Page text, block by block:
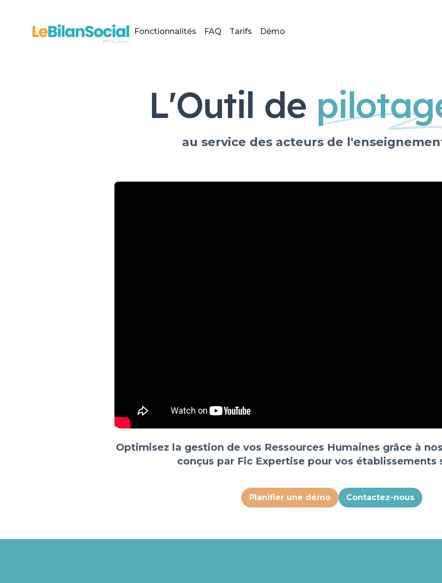
Fonctionnalités FAQ Tarifs Démo
L'Outil de
au service des acteurs de
Optimisez la gestion de vos Ressources Humaines grâce à
conçus par Fic Expertise pour vos établissements
Planifier une démo Contactez-nous